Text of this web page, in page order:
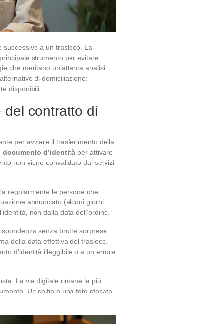
successive a un trasloco. La
strumento per evitare
che meritano un’attenta analisi.
di domiciliazione:
disponibili.
del contratto di
per avviare il trasferimento della
d’identità per attivare
non viene convalidato dai servizi
regolarmente le persone che
annunciato (alcuni giorni
non dalla data dell’ordine.
senza brutte sorprese,
della data effettiva del trasloco.
d’identità illeggibile o a un errore
La via digitale rimane la più
Un selfie o una foto sfocata